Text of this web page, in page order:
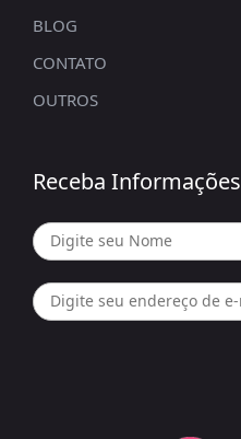
BLOG
CONTATO
OUTROS
Receba Informações